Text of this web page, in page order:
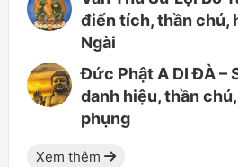
điển tích, thần chú,
Ngài
Đức Phật A DI ĐÀ –
danh hiệu, thần
phụng
Xem thêm